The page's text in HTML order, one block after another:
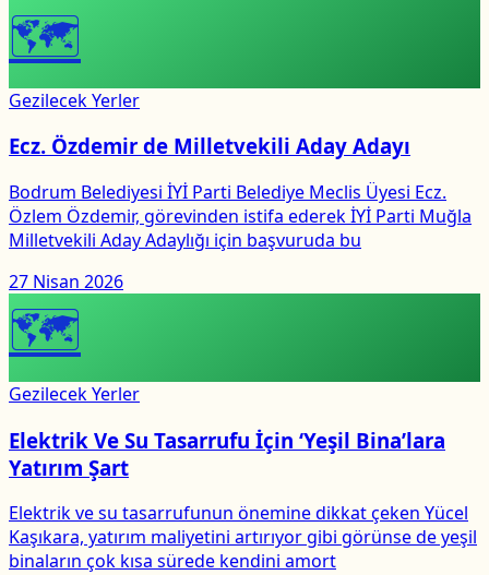
🗺
Gezilecek Yerler
Ecz. Özdemir de Milletvekili Aday Adayı
Bodrum Belediyesi İYİ Parti Belediye Meclis Üyesi Ecz.
Özlem Özdemir, görevinden istifa ederek İYİ Parti Muğla
Milletvekili Aday Adaylığı için başvuruda bu
27 Nisan 2026
🗺
Gezilecek Yerler
Elektrik Ve Su Tasarrufu İçin ‘Yeşil Bina’lara
Yatırım Şart
Elektrik ve su tasarrufunun önemine dikkat çeken Yücel
Kaşıkara, yatırım maliyetini artırıyor gibi görünse de yeşil
binaların çok kısa sürede kendini amort